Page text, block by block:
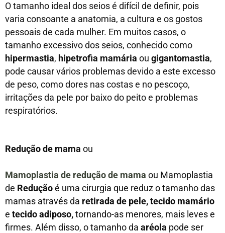
O tamanho ideal dos seios é difícil de definir, pois
varia consoante a anatomia, a cultura e os gostos
pessoais de cada mulher. Em muitos casos, o
tamanho excessivo dos seios, conhecido como
hipermastia, hipetrofia mamária ou gigantomastia,
pode causar vários problemas devido a este excesso
de peso, como dores nas costas e no pescoço,
irritações da pele por baixo do peito e problemas
respiratórios.
Redução de mama ou
Mamoplastia de redução de mama ou Mamoplastia
de Reduçãoé uma cirurgia que reduz o tamanho das
mamas através da retirada de pele, tecido mamário
e tecido adiposo,tornando-as menores, mais leves e
firmes. Além disso, o tamanho da aréola pode ser